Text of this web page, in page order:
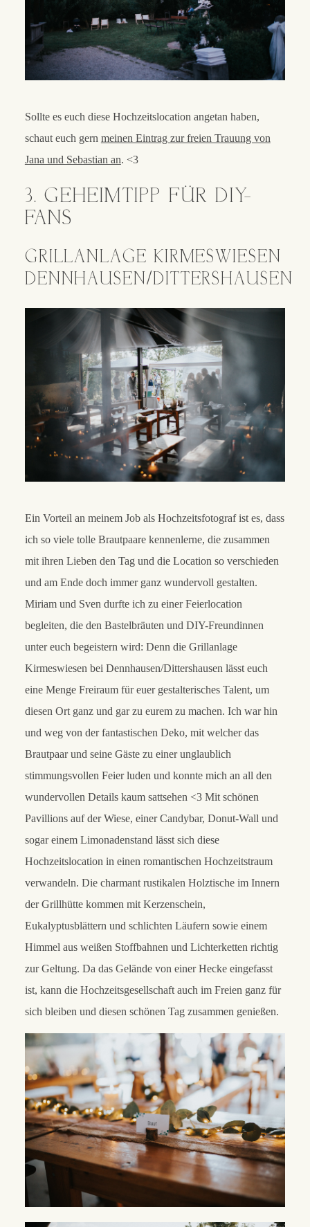
Sollte es euch diese Hochzeitslocation angetan haben,
schaut euch gern meinen Eintrag zur freien Trauung von
Jana und Sebastian an. <3
3. GEHEIMTIPP FÜR DIY-
FANS
GRILLANLAGE KIRMESWIESEN
DENNHAUSEN/DITTERSHAUSEN
Ein Vorteil an meinem Job als Hochzeitsfotograf ist es, dass
ich so viele tolle Brautpaare kennenlerne, die zusammen
mit ihren Lieben den Tag und die Location so verschieden
und am Ende doch immer ganz wundervoll gestalten.
Miriam und Sven durfte ich zu einer Feierlocation
begleiten, die den Bastelbräuten und DIY-Freundinnen
unter euch begeistern wird: Denn die Grillanlage
Kirmeswiesen bei Dennhausen/Dittershausen lässt euch
eine Menge Freiraum für euer gestalterisches Talent, um
diesen Ort ganz und gar zu eurem zu machen. Ich war hin
und weg von der fantastischen Deko, mit welcher das
Brautpaar und seine Gäste zu einer unglaublich
stimmungsvollen Feier luden und konnte mich an all den
wundervollen Details kaum sattsehen <3 Mit schönen
Pavillions auf der Wiese, einer Candybar, Donut-Wall und
sogar einem Limonadenstand lässt sich diese
Hochzeitslocation in einen romantischen Hochzeitstraum
verwandeln. Die charmant rustikalen Holztische im Innern
der Grillhütte kommen mit Kerzenschein,
Eukalyptusblättern und schlichten Läufern sowie einem
Himmel aus weißen Stoffbahnen und Lichterketten richtig
zur Geltung. Da das Gelände von einer Hecke eingefasst
ist, kann die Hochzeitsgesellschaft auch im Freien ganz für
sich bleiben und diesen schönen Tag zusammen genießen.